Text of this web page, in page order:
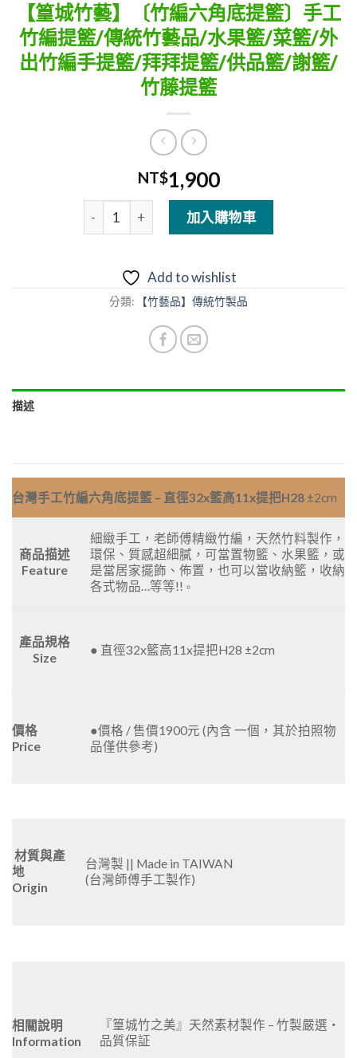
【篁城竹藝】〔竹編六角底提籃〕手工
竹編提籃/傳統竹藝品/水果籃/菜籃/外
出竹編手提籃/拜拜提籃/供品籃/謝籃/
竹藤提籃
NT$1,900
【篁城竹藝】〔竹編六角底提籃〕手工竹編提
加入購物車
Add to wishlist
分類: 【竹藝品】傳統竹製品
描述
台灣手工竹編六角底提籃 – 直徑32x籃高11x提把H28 ±2cm
商品描述
Feature
細緻手工，老師傅精緻竹編，天然竹料製作，
環保、質感超細膩，可當置物籃、水果籃，或
是當居家擺飾、佈置，也可以當收納籃，收納
各式物品…等等!! 。
產品規格
Size
● 直徑32x籃高11x提把H28 ±2cm
價格
Price
●價格 / 售價1900元 (內含 一個，其於拍照物
品僅供參考)
材質與產
地
Origin
台灣製 || Made in TAIWAN
(台灣師傅手工製作)
相關說明
Information
『篁城竹之美』天然素材製作 – 竹製嚴選‧
品質保証